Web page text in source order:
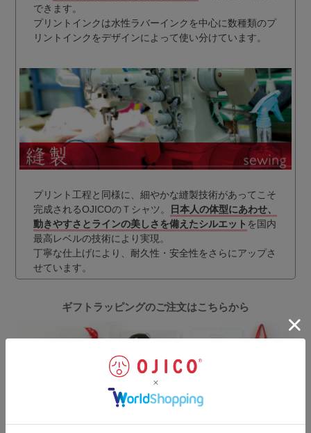
できます。
プリントインクは水性ラバーインクを中心に数種類のプ
リントインクをデザインによって使い分けています。
プリント工程と同様に、細やかな縫製技術があってこそ
完成されるOJICOのＴシャツ。
日本人の体型にあわせ、
動きやすさとラインの美しさを備えたシルエット を国内
最高レベルの技術により実現。
丁寧な仕上げにより、耐久性・安全性をさらにアップさ
せています。
ギフトラッピングのご注文はこちらから